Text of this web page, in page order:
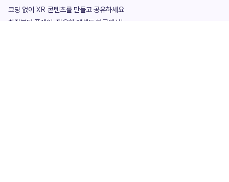
코딩 없이 XR 콘텐츠를 만들고 공유하세요.
창작부터 플레이, 필요한 애셋도 한곳에서!